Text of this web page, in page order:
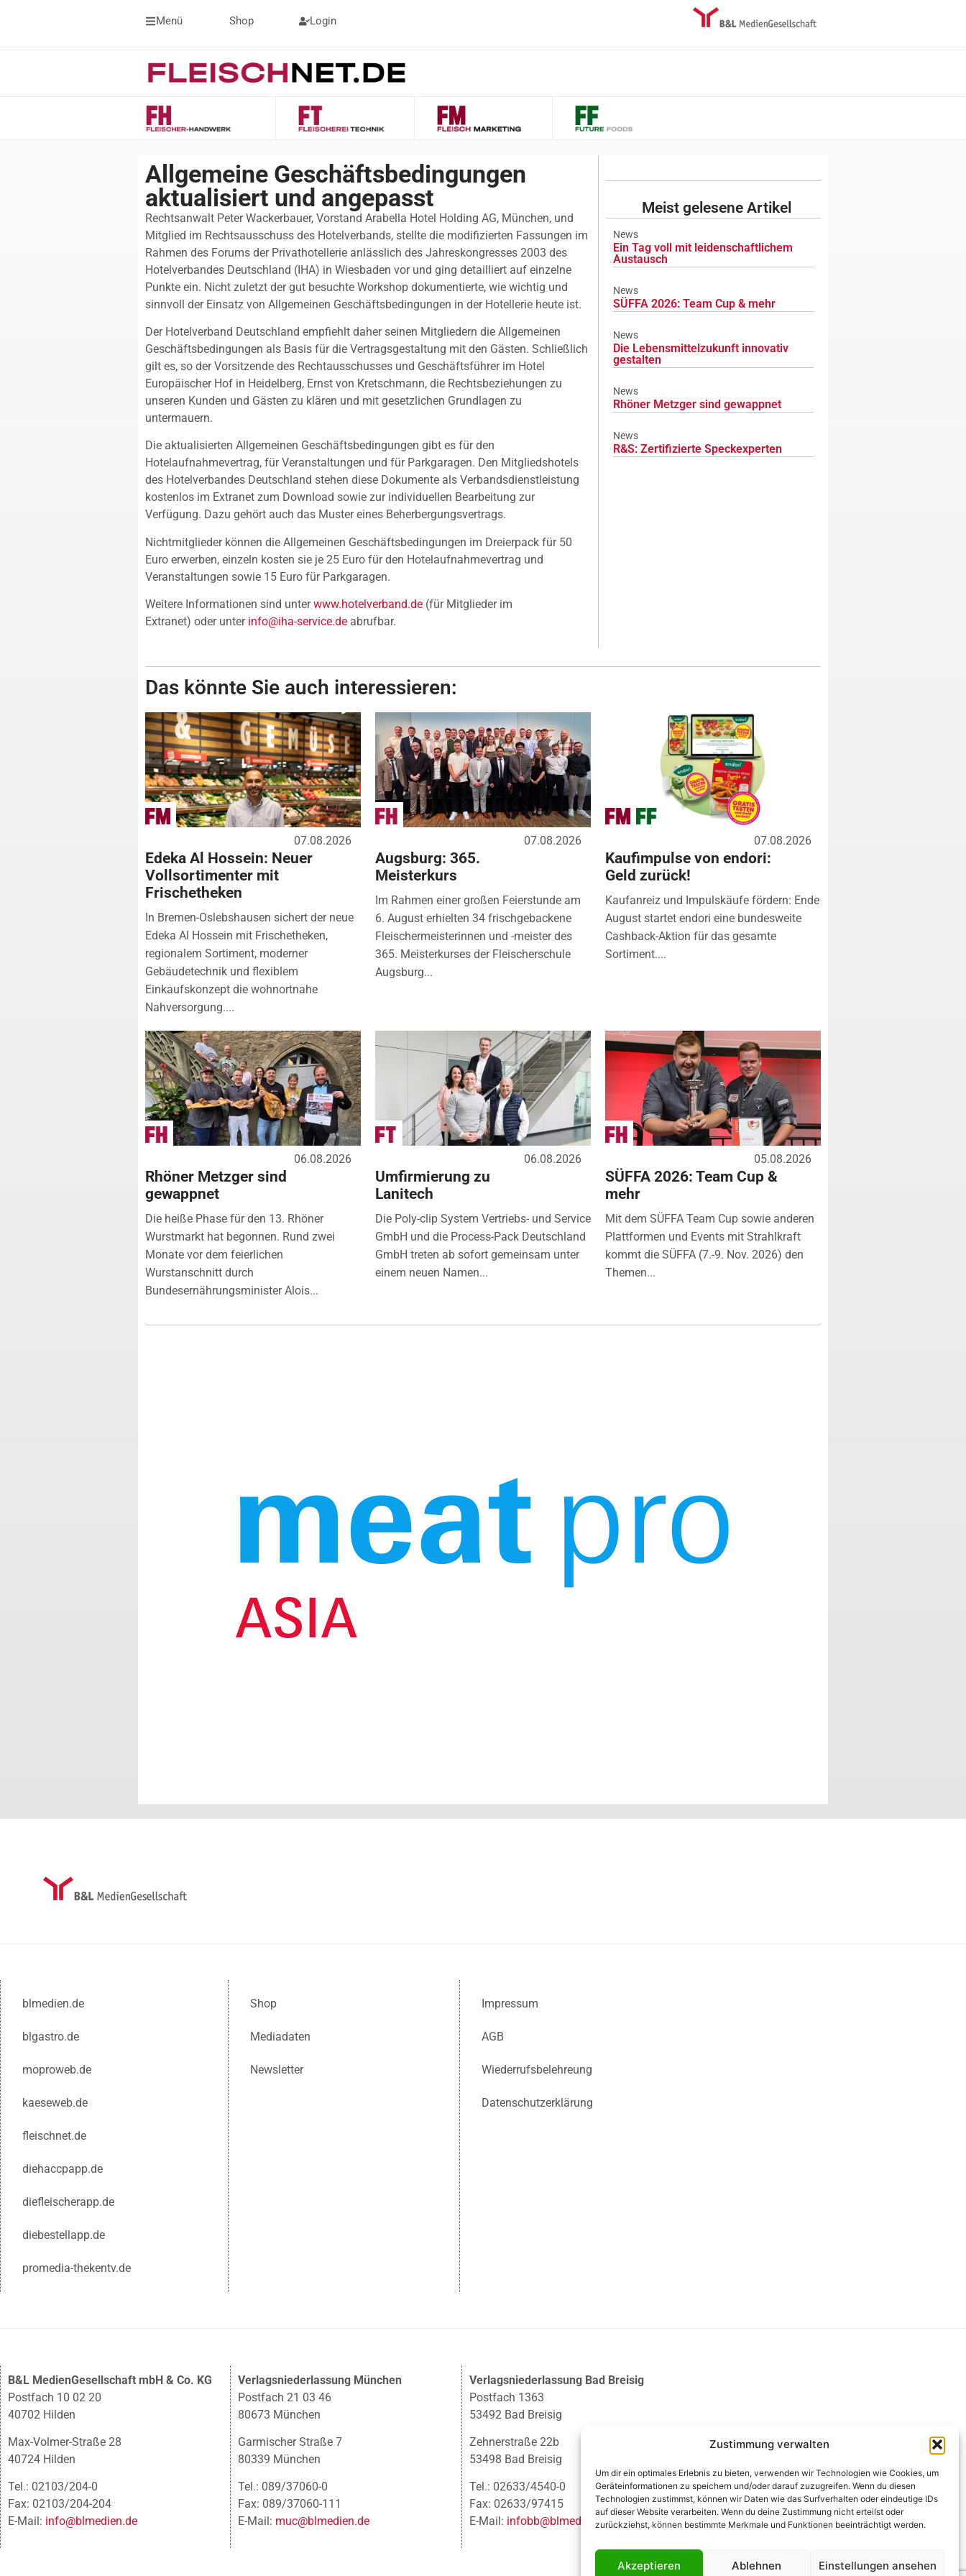
Zustimmung verwalten
Um dir ein optimales Erlebnis zu bieten, verwenden wir Technologien wie Cookies, um
Geräteinformationen zu speichern und/oder darauf zuzugreifen. Wenn du diesen
Technologien zustimmst, können wir Daten wie das Surfverhalten oder eindeutige IDs
auf dieser Website verarbeiten. Wenn du deine Zustimmung nicht erteilst oder
zurückziehst, können bestimmte Merkmale und Funktionen beeinträchtigt werden.
Akzeptieren Ablehnen Einstellungen ansehen
Menü Shop Login
Allgemeine Geschäftsbedingungen 
aktualisiert und angepasst
Rechtsanwalt Peter Wackerbauer, Vorstand Arabella Hotel Holding AG, München, und
Mitglied im Rechtsausschuss des Hotelverbands, stellte die modifizierten Fassungen im
Rahmen des Forums der Privathotellerie anlässlich des Jahreskongresses 2003 des
Hotelverbandes Deutschland (IHA) in Wiesbaden vor und ging detailliert auf einzelne
Punkte ein. Nicht zuletzt der gut besuchte Workshop dokumentierte, wie wichtig und
sinnvoll der Einsatz von Allgemeinen Geschäftsbedingungen in der Hotellerie heute ist.
Der Hotelverband Deutschland empfiehlt daher seinen Mitgliedern die Allgemeinen
Geschäftsbedingungen als Basis für die Vertragsgestaltung mit den Gästen. Schließlich
gilt es, so der Vorsitzende des Rechtausschusses und Geschäftsführer im Hotel
Europäischer Hof in Heidelberg, Ernst von Kretschmann, die Rechtsbeziehungen zu
unseren Kunden und Gästen zu klären und mit gesetzlichen Grundlagen zu
untermauern.
Die aktualisierten Allgemeinen Geschäftsbedingungen gibt es für den
Hotelaufnahmevertrag, für Veranstaltungen und für Parkgaragen. Den Mitgliedshotels
des Hotelverbandes Deutschland stehen diese Dokumente als Verbandsdienstleistung
kostenlos im Extranet zum Download sowie zur individuellen Bearbeitung zur
Verfügung. Dazu gehört auch das Muster eines Beherbergungsvertrags.
Nichtmitglieder können die Allgemeinen Geschäftsbedingungen im Dreierpack für 50
Euro erwerben, einzeln kosten sie je 25 Euro für den Hotelaufnahmevertrag und
Veranstaltungen sowie 15 Euro für Parkgaragen.
Weitere Informationen sind unterwww.hotelverband.de (für Mitglieder im
Extranet) oder unter info@iha-service.de abrufbar.
Meist gelesene Artikel
News
Ein Tag voll mit leidenschaftlichem
Austausch
News
SÜFFA 2026: Team Cup & mehr
News
Die Lebensmittelzukunft innovativ
gestalten
News
Rhöner Metzger sind gewappnet
News
R&S: Zertifizierte Speckexperten
Das könnte Sie auch interessieren:
07.08.2026
Edeka Al Hossein: Neuer
Vollsortimenter mit
Frischetheken
In Bremen-Oslebshausen sichert der neue
Edeka Al Hossein mit Frischetheken,
regionalem Sortiment, moderner
Gebäudetechnik und flexiblem
Einkaufskonzept die wohnortnahe
Nahversorgung....
07.08.2026
Augsburg: 365.
Meisterkurs
Im Rahmen einer großen Feierstunde am
6. August erhielten 34 frischgebackene
Fleischermeisterinnen und -meister des
365. Meisterkurses der Fleischerschule
Augsburg...
07.08.2026
Kaufimpulse von endori:
Geld zurück!
Kaufanreiz und Impulskäufe fördern: Ende
August startet endori eine bundesweite
Cashback-Aktion für das gesamte
Sortiment....
06.08.2026
Rhöner Metzger sind
gewappnet
Die heiße Phase für den 13. Rhöner
Wurstmarkt hat begonnen. Rund zwei
Monate vor dem feierlichen
Wurstanschnitt durch
Bundesernährungsminister Alois...
06.08.2026
Umfirmierung zu
Lanitech
Die Poly-clip System Vertriebs- und Service
GmbH und die Process-Pack Deutschland
GmbH treten ab sofort gemeinsam unter
einem neuen Namen...
05.08.2026
SÜFFA 2026: Team Cup &
mehr
Mit dem SÜFFA Team Cup sowie anderen
Plattformen und Events mit Strahlkraft
kommt die SÜFFA (7.-9. Nov. 2026) den
Themen...
blmedien.de
blgastro.de
moproweb.de
kaeseweb.de
fleischnet.de
diehaccpapp.de
diefleischerapp.de
diebestellapp.de
promedia-thekentv.de
Shop
Mediadaten
Newsletter
Impressum
AGB
Wiederrufsbelehreung
Datenschutzerklärung
B&L MedienGesellschaft mbH & Co. KG
Postfach 10 02 20
40702 Hilden
Max-Volmer-Straße 28
40724 Hilden
Tel.: 02103/204-0
Fax: 02103/204-204
E-Mail: info@blmedien.de
Verlagsniederlassung München
Postfach 21 03 46
80673 München
Garmischer Straße 7
80339 München
Tel.: 089/37060-0
Fax: 089/37060-111
E-Mail: muc@blmedien.de
Verlagsniederlassung Bad Breisig
Postfach 1363
53492 Bad Breisig
Zehnerstraße 22b
53498 Bad Breisig
Tel.: 02633/4540-0
Fax: 02633/97415
E-Mail: infobb@blmedien.de